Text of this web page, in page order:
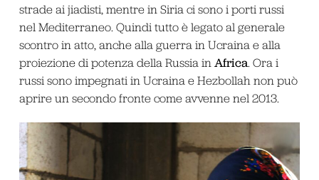
strade ai jiadisti, mentre in Siria ci sono i porti russi
nel Mediterraneo. Quindi tutto è legato al generale
scontro in atto, anche alla guerra in Ucraina e alla
proiezione di potenza della Russia in Africa. Ora i
russi sono impegnati in Ucraina e Hezbollah non può
aprire un secondo fronte come avvenne nel 2013.